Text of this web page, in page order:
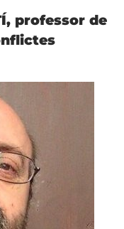
professor de